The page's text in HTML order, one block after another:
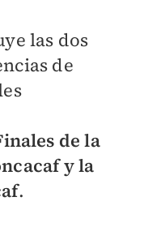
las dos
de
de la
y la
.